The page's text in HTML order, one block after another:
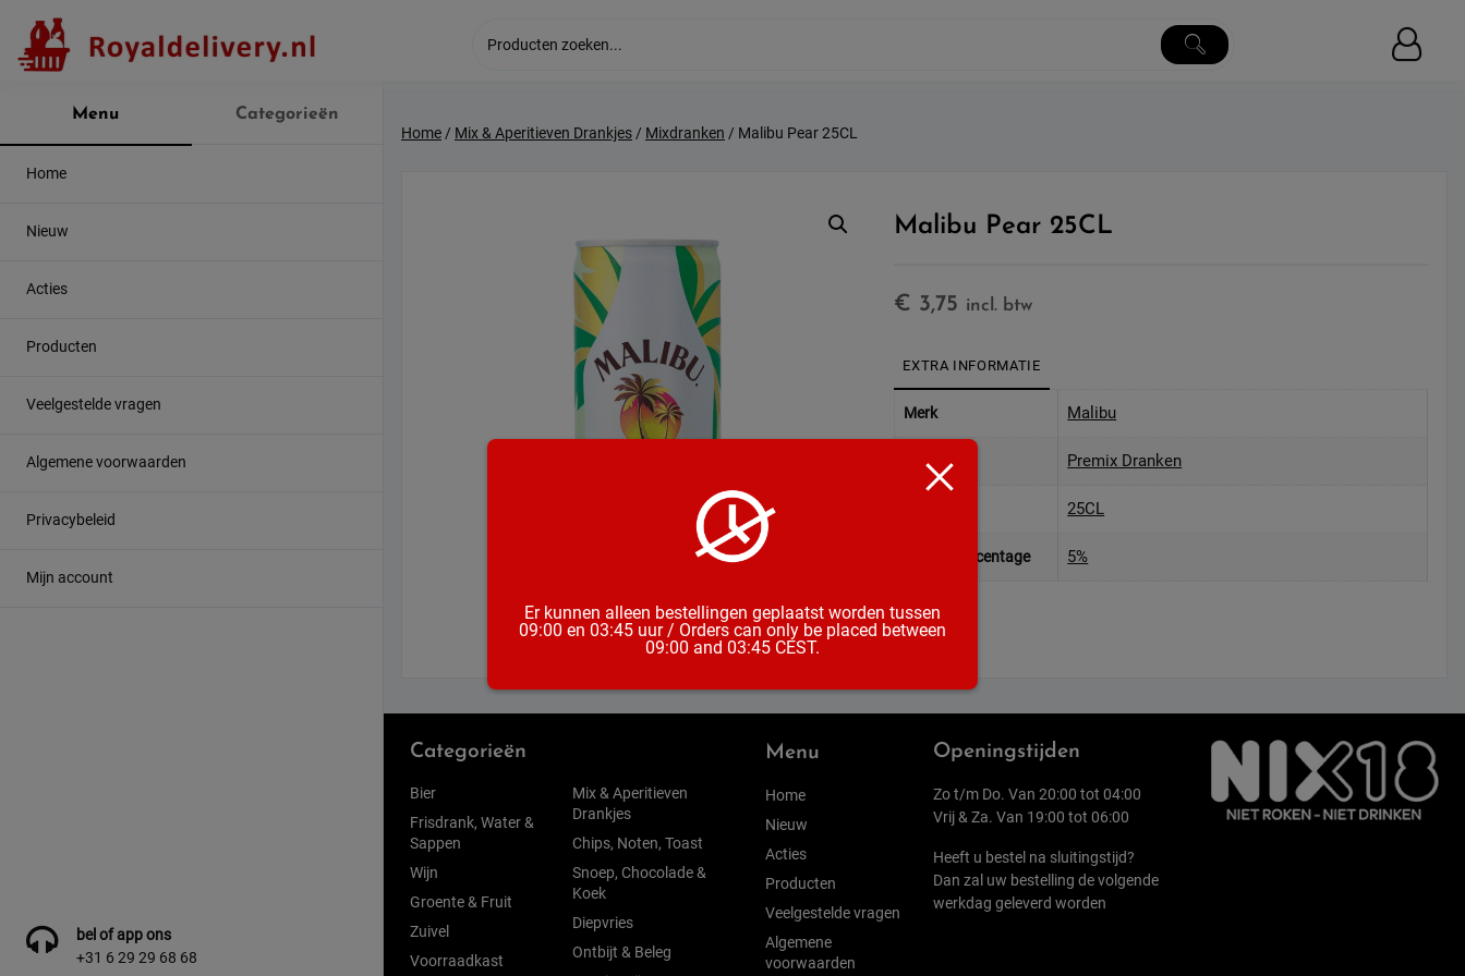
content
Menu Categorieën
Home
Nieuw
Acties
Producten
Veelgestelde vragen
Algemene voorwaarden
Privacybeleid
Mijn account
bel of app ons
+31 6 29 29 68 68
Home/ Mix & Aperitieven Drankjes/ Mixdranken / Malibu Pear 25CL
Malibu Pear 25CL
€ 3,75 incl. btw
EXTRA INFORMATIE
Merk Malibu
Soort Premix Dranken
25CL
Alcoholpercentage 5%
Categorieën
Bier
Frisdrank, Water &
Sappen
Wijn
Groente & Fruit
Zuivel
Voorraadkast
Mix & Aperitieven
Drankjes
Chips, Noten, Toast
Snoep, Chocolade &
Koek
Diepvries
Ontbijt & Beleg
Menu
Home
Nieuw
Acties
Producten
Veelgestelde vragen
Algemene
voorwaarden
Openingstijden
Zo t/m Do. Van 20:00 tot 04:00
Vrij & Za. Van 19:00 tot 06:00
Heeft u bestel na sluitingstijd?
Dan zal uw bestelling de volgende
werkdag geleverd worden
Er kunnen alleen bestellingen geplaatst worden tussen
09:00 en 03:45 uur / Orders can only be placed between
09:00 and 03:45 CEST.